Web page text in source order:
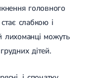
головного
слабкою і
лихоманці можуть
дітей.